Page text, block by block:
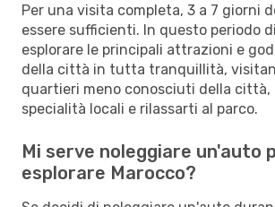
Per una visita completa, 3 a 7 giorni
essere sufficienti. In questo periodo
esplorare le principali attrazioni e
della città in tutta tranquillità,
quartieri meno conosciuti della città,
specialità locali e rilassarti al parco.
Mi serve noleggiare un'auto
esplorare Marocco?